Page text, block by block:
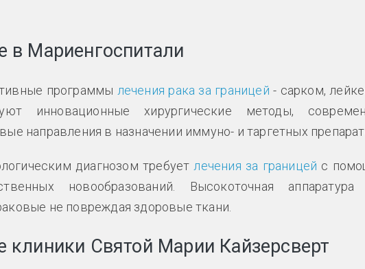
в Мариенгоспитали
программы лечения рака за границей - сарком,
инновационные хирургические методы,
направления в назначении иммуно- и таргетных
диагнозом требует лечения за границей с
новообразований. Высокоточная аппаратура
не повреждая здоровые ткани.
клиники Святой Марии Кайзерсверт